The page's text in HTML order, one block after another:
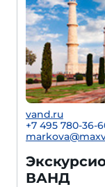
vand.ru
+7 495 780-36-
ВАНД